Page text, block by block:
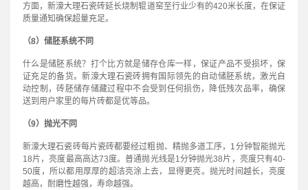
方面，新濠大理石瓷砖延长烧制辊道窑至行业少有的420米长度，在保证
质量通知确保超量充足。
（8）储胚系统不同
什么是储胚系统？打个比方就是储存仓库一样，保证产品不受损坏，保
证充足的备货。新濠大理石瓷砖拥有国际领先的自动储胚系统，激光自
动控制，砖胚储存储藏过程中不会受到任何损伤，降低残次品率，确保
送到用户家里的每片砖都是优等品。
（9）抛光不同
新濠大理石瓷砖每片瓷砖都要经过粗抛、精抛多道工序，1分钟智能抛光
18片，亮度最高高达73度。普通抛光线是1分钟抛光38片，亮度只有40-
50度，所以都用厚厚的超洁亮涂上去，显得更亮。抛光时间越长，亮度
越高，耐磨性越强，寿命越强。